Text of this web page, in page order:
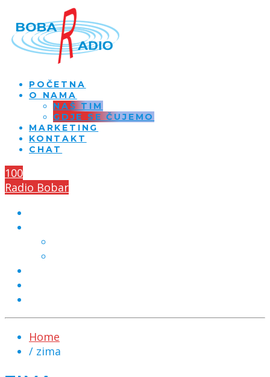
POČETNA
O NAMA
NAŠ TIM
GDJE SE ČUJEMO
MARKETING
KONTAKT
CHAT
100
Radio Bobar
Home
/ zima